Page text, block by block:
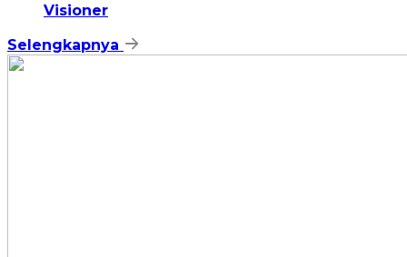
Visioner
Selengkapnya